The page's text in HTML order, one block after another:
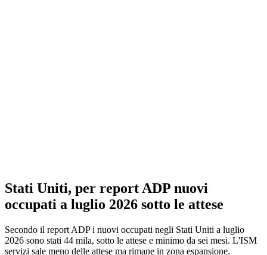
Stati Uniti, per report ADP nuovi
occupati a luglio 2026 sotto le attese
Secondo il report ADP i nuovi occupati negli Stati Uniti a luglio
2026 sono stati 44 mila, sotto le attese e minimo da sei mesi. L'ISM
servizi sale meno delle attese ma rimane in zona espansione.